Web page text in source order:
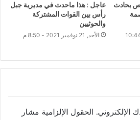
بحادث
18 فبراير 2022 - 10:44
عاجل : هذا ماحدث في مديرية جبل
رأس بين القوات المشتركة
والحوثيين
الأحد, 21 نوفمبر 2021 - 8:50 م
الإلكتروني. الحقول الإلزامية مشار